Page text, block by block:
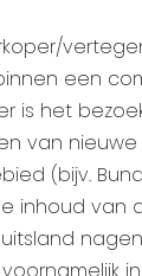
een
is het
van
(bijv.
inhoud van